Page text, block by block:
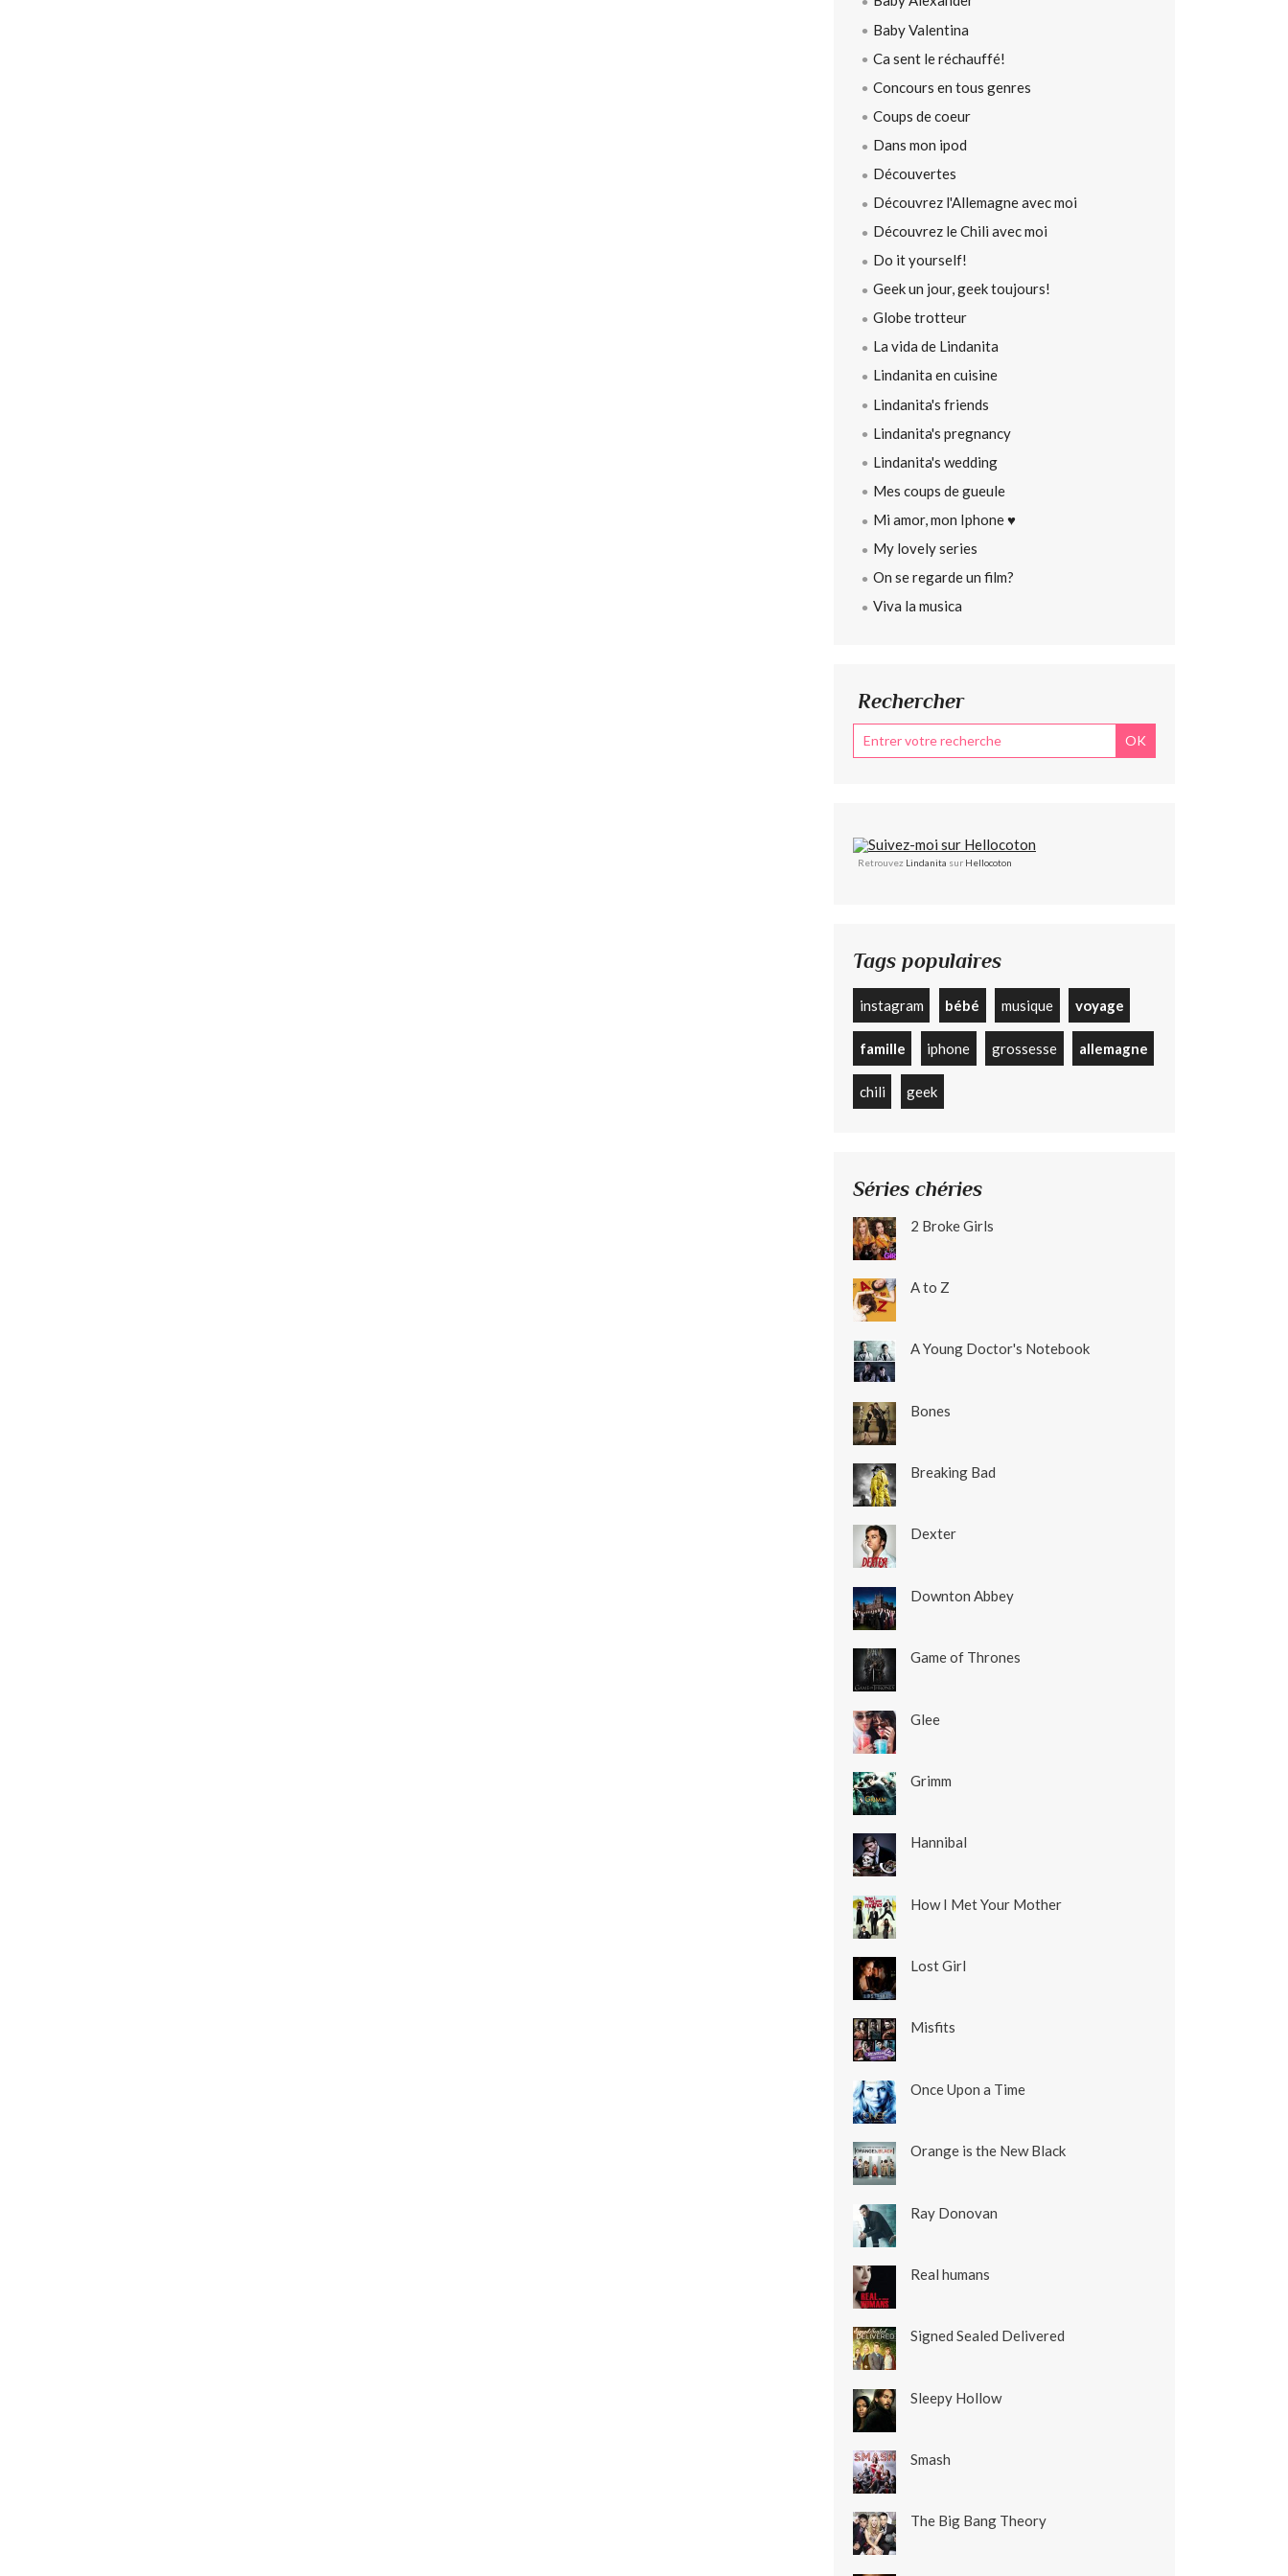
Baby Valentina
Ca sent le réchauffé!
Concours en tous genres
Coups de coeur
Dans mon ipod
Découvertes
Découvrez l'Allemagne avec moi
Découvrez le Chili avec moi
Do it yourself!
Geek un jour, geek toujours!
Globe trotteur
La vida de Lindanita
Lindanita en cuisine
Lindanita's friends
Lindanita's pregnancy
Lindanita's wedding
Mes coups de gueule
Mi amor, mon Iphone ♥
My lovely series
On se regarde un film?
Viva la musica
Rechercher
Retrouvez Lindanita sur Hellocoton
Tags populaires
instagram bébé musique voyage
famille iphone grossesse allemagne
chili geek
Séries chéries
2 Broke Girls
A to Z
A Young Doctor's Notebook
Bones
Breaking Bad
Dexter
Downton Abbey
Game of Thrones
Glee
Grimm
Hannibal
How I Met Your Mother
Lost Girl
Misfits
Once Upon a Time
Orange is the New Black
Ray Donovan
Real humans
Signed Sealed Delivered
Sleepy Hollow
Smash
The Big Bang Theory